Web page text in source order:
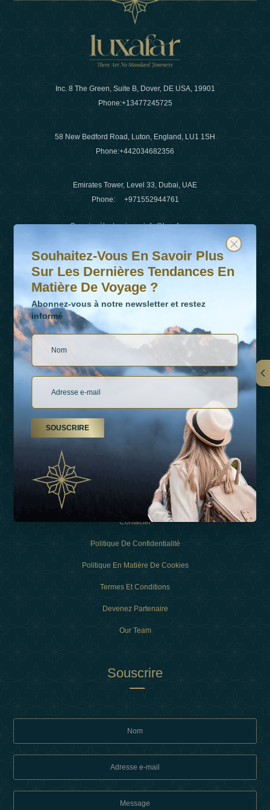
Inc. 8 The Green, Suite B, Dover, DE USA, 19901
Phone:+13477245725
58 New Bedford Road, Luton, England, LU1 1SH
Phone:+442034682356
Emirates Tower, Level 33, Dubai, UAE
Phone: +971552944761
Courrier électronique:info@luxafar.com
WhatsApp N°
+442034682356
+971552944761
LIENS
À Propos De Nous
Types De Vacances
Contacter
Politique De Confidentialité
Politique En Matière De Cookies
Termes Et Conditions
Devenez Partenaire
Our Team
Souscrire
Souhaitez-vous en savoir plus sur les dernières
Abonnez-vous à notre newsletter et restez informé
Souhaitez-Vous En Savoir Plus
Sur Les Dernières Tendances En
Matière De Voyage ?
Abonnez-vous à notre newsletter et restez
informé
SOUSCRIRE